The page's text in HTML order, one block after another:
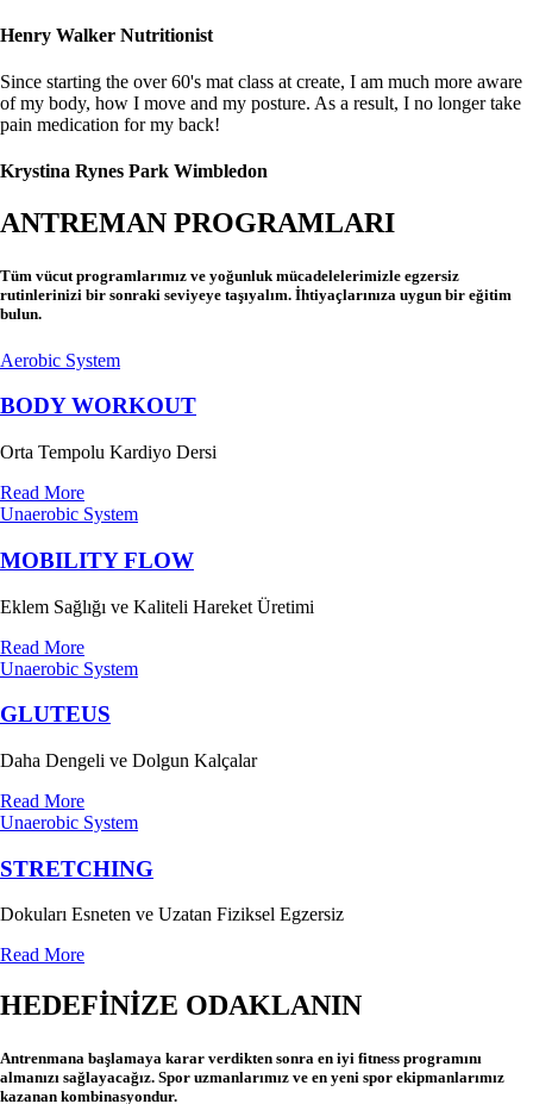
Henry Walker Nutritionist
Since starting the over 60's mat class at create, I am much more aware
of my body, how I move and my posture. As a result, I no longer take
pain medication for my back!
Krystina Rynes Park Wimbledon
ANTREMAN PROGRAMLARI
Tüm vücut programlarımız ve yoğunluk mücadelelerimizle egzersiz
rutinlerinizi bir sonraki seviyeye taşıyalım. İhtiyaçlarınıza uygun bir eğitim
bulun.
Aerobic System
BODY WORKOUT
Orta Tempolu Kardiyo Dersi
Read More
Unaerobic System
MOBILITY FLOW
Eklem Sağlığı ve Kaliteli Hareket Üretimi
Read More
Unaerobic System
GLUTEUS
Daha Dengeli ve Dolgun Kalçalar
Read More
Unaerobic System
STRETCHING
Dokuları Esneten ve Uzatan Fiziksel Egzersiz
Read More
HEDEFİNİZE ODAKLANIN
Antrenmana başlamaya karar verdikten sonra en iyi fitness programını
almanızı sağlayacağız. Spor uzmanlarımız ve en yeni spor ekipmanlarımız
kazanan kombinasyondur.